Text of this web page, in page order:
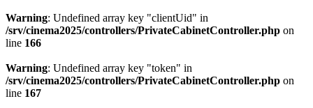
Warning: Undefined array key "clientUid" in
/srv/cinema2025/controllers/PrivateCabinetController.php on
line 166
Warning: Undefined array key "token" in
/srv/cinema2025/controllers/PrivateCabinetController.php on
line 167